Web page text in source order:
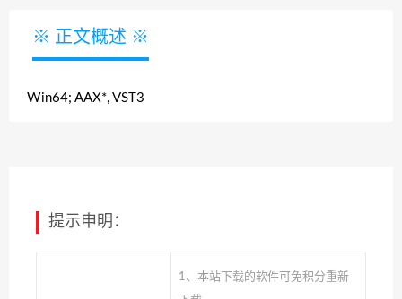
※ 正文概述 ※
Win64; AAX*, VST3
提示申明：
1、本站下载的软件可免积分重新